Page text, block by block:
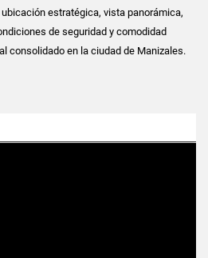
estratégica, vista panorámica,
de seguridad y comodidad
consolidado en la ciudad de Manizales.